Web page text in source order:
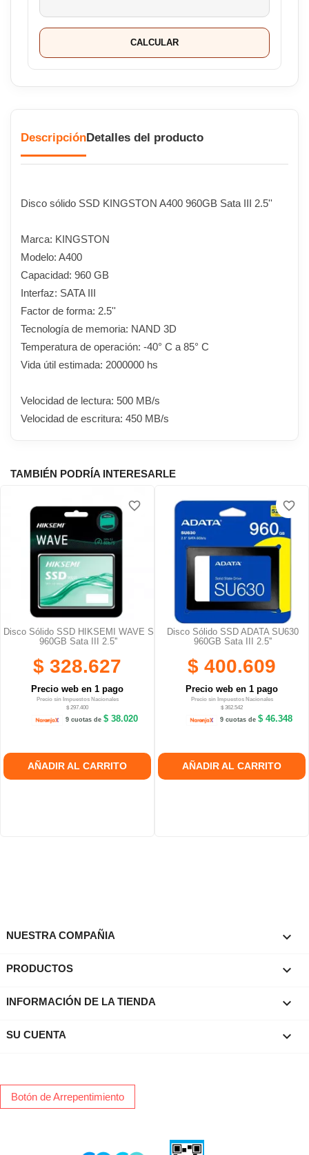
CALCULAR
DescripciónDetalles del producto
Disco sólido SSD KINGSTON A400 960GB Sata III 2.5''
Marca: KINGSTON
Modelo: A400
Capacidad: 960 GB
Interfaz: SATA III
Factor de forma: 2.5''
Tecnología de memoria: NAND 3D
Temperatura de operación: -40° C a 85° C
Vida útil estimada: 2000000 hs
Velocidad de lectura: 500 MB/s
Velocidad de escritura: 450 MB/s
TAMBIÉN PODRÍA INTERESARLE
Disco Sólido SSD HIKSEMI WAVE S
960GB Sata III 2.5''
$ 328.627
Precio web en 1 pago
Precio sin Impuestos Nacionales
$ 297.400
9 cuotas de$ 38.020
AÑADIR AL CARRITO
favorite_border
Disco Sólido SSD ADATA SU630
960GB Sata III 2.5''
$ 400.609
Precio web en 1 pago
Precio sin Impuestos Nacionales
$ 362.542
9 cuotas de$ 46.348
AÑADIR AL CARRITO
favorite_border
NUESTRA COMPAÑIA 
PRODUCTOS 
INFORMACIÓN DE LA TIENDA keyboard_arrow_down
SU CUENTA 
Botón de Arrepentimiento